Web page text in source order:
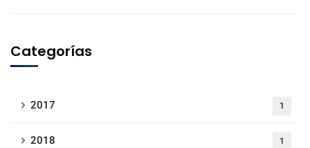
Categorías
2017 1
2018 1